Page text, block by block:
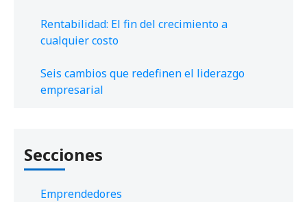
Rentabilidad: El fin del crecimiento a
cualquier costo
Seis cambios que redefinen el liderazgo
empresarial
Secciones
Emprendedores